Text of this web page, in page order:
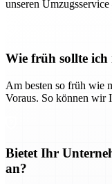
unseren
Wie früh sollte ich
Am besten so früh wie
Voraus. So können wir
Bietet Ihr
an?